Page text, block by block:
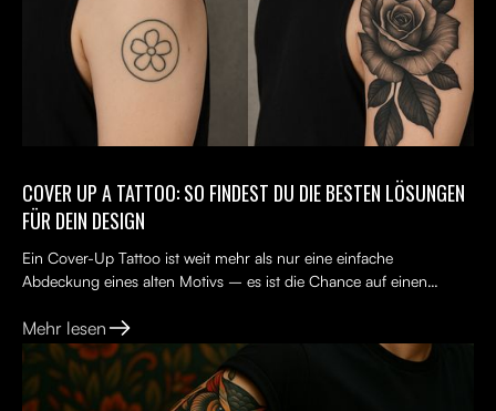
COVER UP A TATTOO: SO FINDEST DU DIE BESTEN LÖSUNGEN
FÜR DEIN DESIGN
Ein Cover-Up Tattoo ist weit mehr als nur eine einfache
Abdeckung eines alten Motivs – es ist die Chance auf einen
Mehr lesen